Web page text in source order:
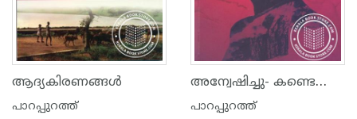
ആദ്യകിരണങ്ങള്‍
പാറപ്പുറത്ത്‌
അന്വേഷിച്ചു- കണ്ടെത്തിയില്ല
പാറപ്പുറത്ത്‌